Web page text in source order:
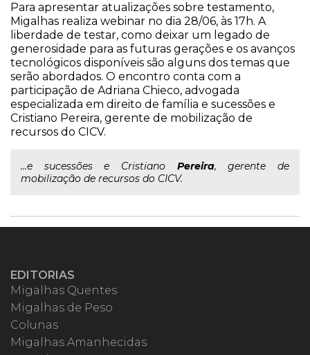
Para apresentar atualizações sobre testamento,
Migalhas realiza webinar no dia 28/06, às 17h. A
liberdade de testar, como deixar um legado de
generosidade para as futuras gerações e os avanços
tecnológicos disponíveis são alguns dos temas que
serão abordados. O encontro conta com a
participação de Adriana Chieco, advogada
especializada em direito de família e sucessões e
Cristiano Pereira, gerente de mobilização de
recursos do CICV.
...e sucessões e Cristiano Pereira, gerente de
mobilização de recursos do CICV.
EDITORIAS
Migalhas Quentes
Migalhas de Peso
Colunas
Migalhas Amanhecidas